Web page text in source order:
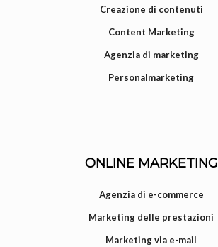
Creazione di contenuti
Content Marketing
Agenzia di marketing
Personalmarketing
ONLINE MARKETING
Agenzia di e-commerce
Marketing delle prestazioni
Marketing via e-mail